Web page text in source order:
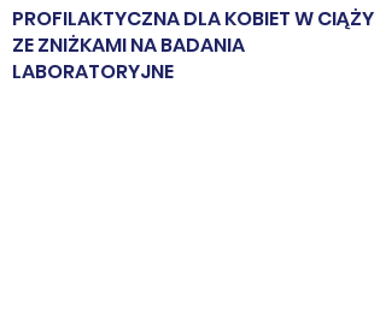
PROFILAKTYCZNA DLA KOBIET W CIĄŻY
ZE ZNIŻKAMI NA BADANIA
LABORATORYJNE